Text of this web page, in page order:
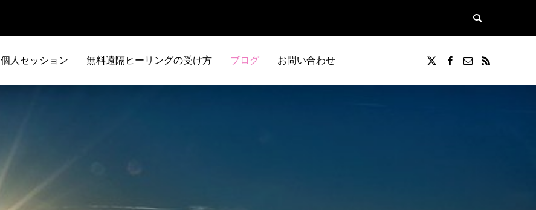
個人セッション 無料遠隔ヒーリングの受け方 ブログ お問い合わせ